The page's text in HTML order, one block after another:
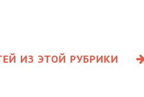
ИЗ ЭТОЙ РУБРИКИ